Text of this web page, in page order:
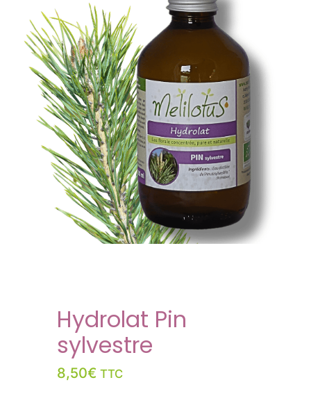
Santé & Bien-Être
Ateliers & Formations
Nous trouver
Hydrolat Pin
sylvestre
8,50€ TTC